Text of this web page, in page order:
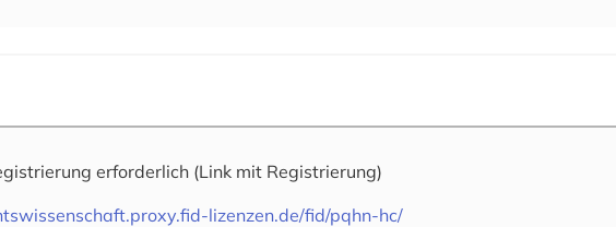
erforderlich (Link mit Registrierung)
lizenzen.de/fid/pqhn-hc/